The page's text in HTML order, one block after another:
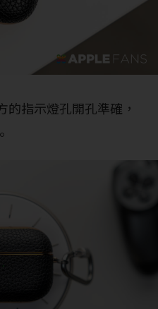
的指示燈孔開孔準確，